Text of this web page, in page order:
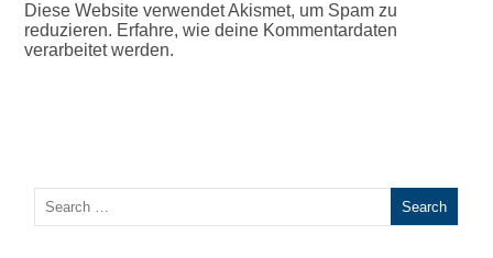
Diese Website verwendet Akismet, um Spam zu
reduzieren. Erfahre, wie deine Kommentardaten
verarbeitet werden.